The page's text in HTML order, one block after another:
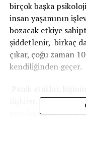
birçok başka
insan yaşamının
bozacak etkiye
şiddetlenir, birkaç
çıkar, çoğu zaman
kendiliğinden geçer.
ilişkiler, okul gibi
bozulmalara sebep